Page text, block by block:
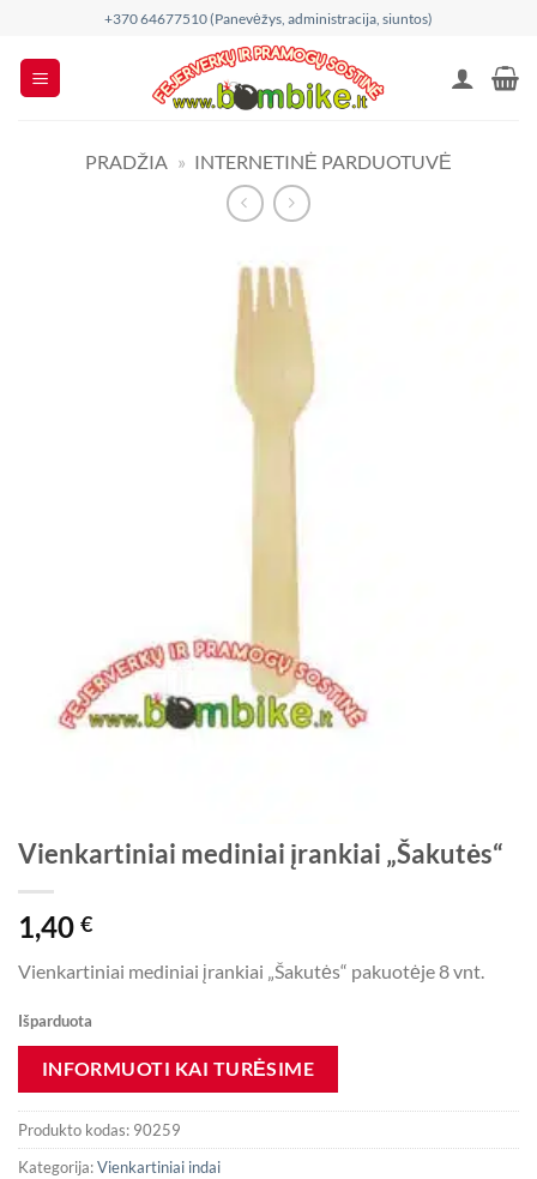
content
+370 64677510 (Panevėžys, administracija, siuntos)
PRADŽIA » INTERNETINĖ PARDUOTUVĖ
Vienkartiniai mediniai įrankiai „Šakutės“
1,40 €
Vienkartiniai mediniai įrankiai „Šakutės“ pakuotėje 8 vnt.
Išparduota
Produkto kodas: 90259
Kategorija:Vienkartiniai indai